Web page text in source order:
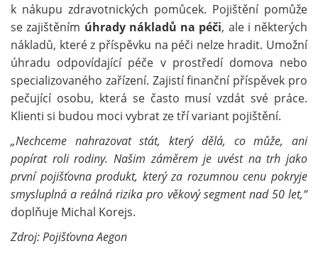
k nákupu zdravotnických pomůcek. Pojištění pomůže
se zajištěním úhrady nákladů na péči, ale i některých
nákladů, které z příspěvku na péči nelze hradit. Umožní
úhradu odpovídající péče v prostředí domova nebo
specializovaného zařízení. Zajistí finanční příspěvek pro
pečující osobu, která se často musí vzdát své práce.
Klienti si budou moci vybrat ze tří variant pojištění.
„Nechceme nahrazovat stát, který dělá, co může, ani
popírat roli rodiny. Našim záměrem je uvést na trh jako
první pojišťovna produkt, který za rozumnou cenu pokryje
smysluplná a reálná rizika pro věkový segment nad 50 let,“
doplňuje Michal Korejs.
Zdroj: Pojišťovna Aegon